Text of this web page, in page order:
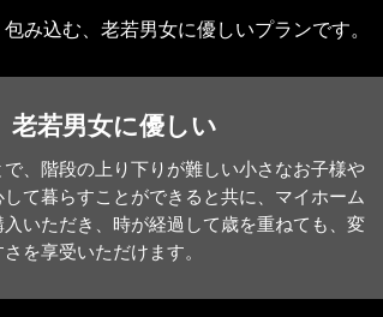
み込む、老若男女に優しいプランです。
老若男女に優しい
で、階段の上り下りが難しい小さなお子様や
て暮らすことができると共に、マイホーム
入いただき、時が経過して歳を重ねても、変
を享受いただけます。